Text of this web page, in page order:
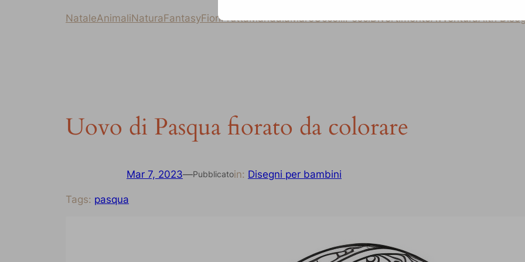
NataleAnimaliNaturaFantasyFioriFruttaMandalaMareUccelliPesciDivertimentoAvventuraAltri
Uovo di Pasqua fiorato da colorare
Mar 7, 2023—Pubblicatoin: Disegni per bambini
Tags: pasqua